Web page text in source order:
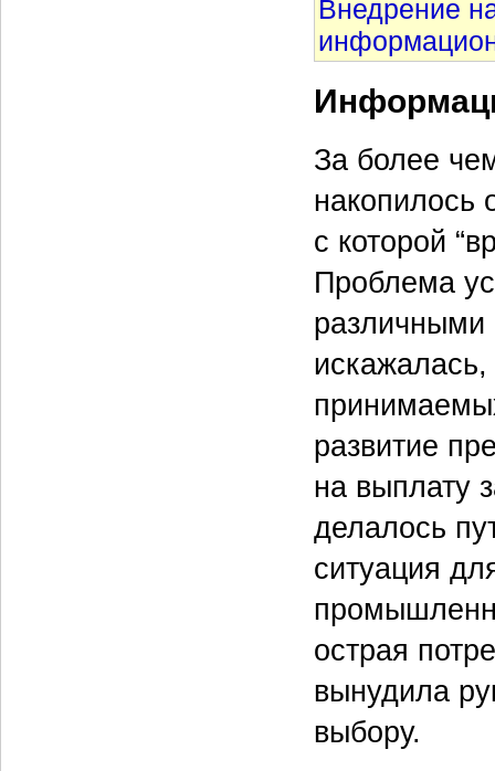
Внедрение
За более
накопилось
с которой
Проблема
искажалась,
развитие
на выплату
делалось
ситуация
острая
вынудила
выбору.